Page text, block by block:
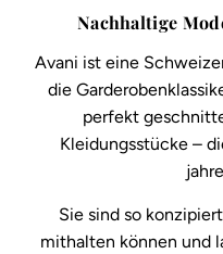
Nachhaltige
Avani ist eine
die
perfekt
Kleidungsstücke –
Sie sind so
mithalten können und